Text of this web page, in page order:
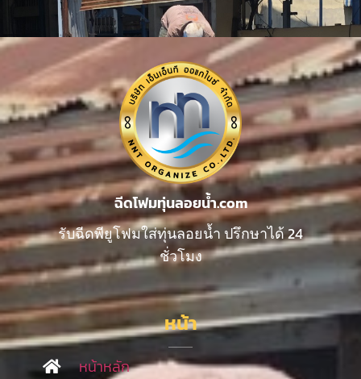
ฉีดโฟมทุ่นลอยน้ำ.com
รับฉีดพียูโฟมใส่ทุ่นลอยน้ำ ปรึกษาได้ 24
ชั่วโมง
หน้า
หน้าหลัก